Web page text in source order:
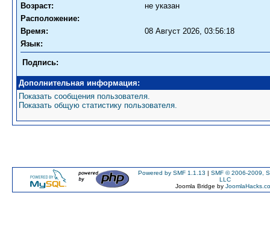
Возраст:
не указан
Расположение:
Время:
08 Август 2026, 03:56:18
Язык:
Подпись:
Дополнительная информация:
Показать сообщения пользователя.
Показать общую статистику пользователя.
Powered by SMF 1.1.13 | SMF © 2006-2009,
LLC
Joomla Bridge by